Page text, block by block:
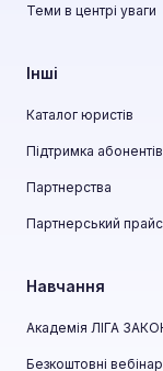
Теми в центрі уваги
Інші
Каталог юристів
Підтримка абонентів
Партнерства
Партнерський прайс
Навчання
Академія ЛІГА
Безкоштовні